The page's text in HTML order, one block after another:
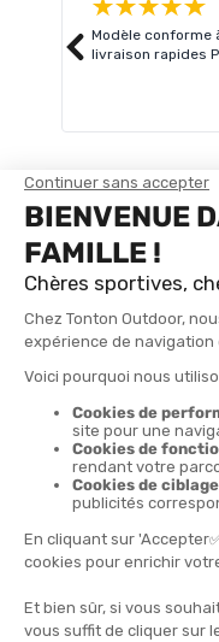
Modèle conforme
livraison rapides
TROUVER UN MAGASIN
LIVRAISON GRATUITE
À PARTIR DE 30€
RETOURS
SOUS 30